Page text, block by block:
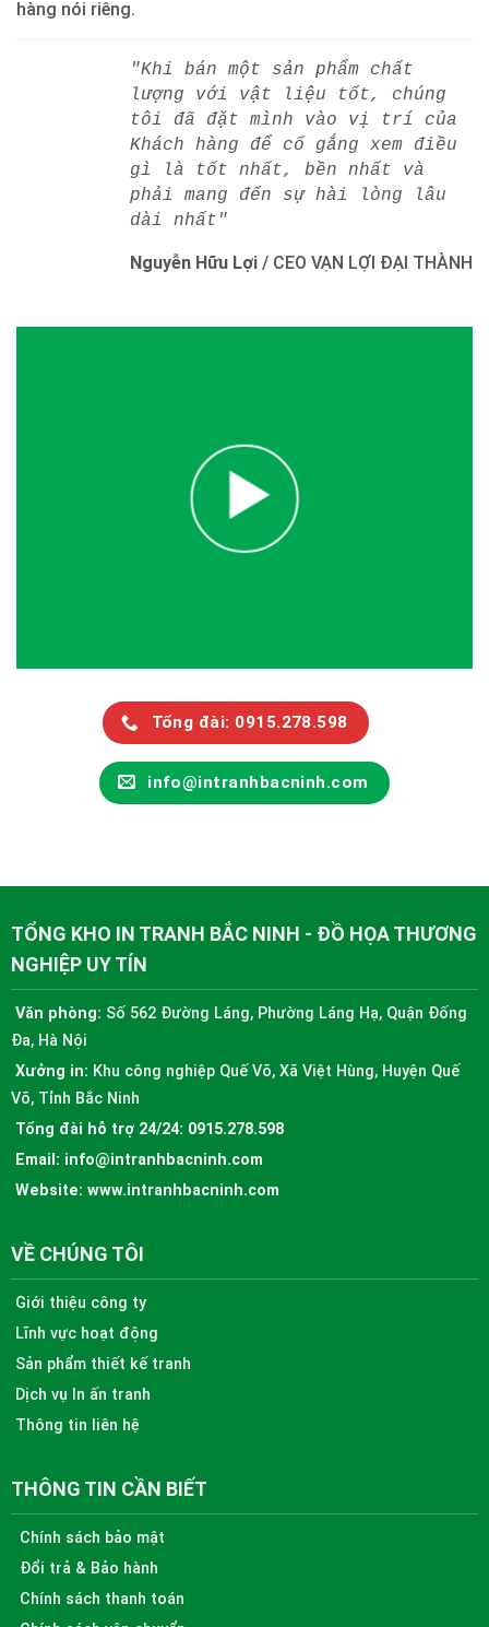
hàng nói riêng.
"Khi bán một sản phẩm chất
lượng với vật liệu tốt, chúng
tôi đã đặt mình vào vị trí của
Khách hàng để cố gắng xem điều
gì là tốt nhất, bền nhất và
phải mang đến sự hài lòng lâu
dài nhất"
Nguyễn Hữu Lợi / CEO VẠN LỢI ĐẠI THÀNH
Tổng đài: 0915.278.598
info@intranhbacninh.com
TỔNG KHO IN TRANH BẮC NINH - ĐỒ HỌA THƯƠNG
NGHIỆP UY TÍN
Văn phòng: Số 562 Đường Láng, Phường Láng Hạ, Quận Đống
Đa, Hà Nội
Xưởng in: Khu công nghiệp Quế Võ, Xã Việt Hùng, Huyện Quế
Võ, Tỉnh Bắc Ninh
Tổng đài hỗ trợ 24/24: 0915.278.598
Email: info@intranhbacninh.com
Website: www.intranhbacninh.com
VỀ CHÚNG TÔI
Giới thiệu công ty
Lĩnh vực hoạt động
Sản phẩm thiết kế tranh
Dịch vụ In ấn tranh
Thông tin liên hệ
THÔNG TIN CẦN BIẾT
Chính sách bảo mật
Đổi trả & Bảo hành
Chính sách thanh toán